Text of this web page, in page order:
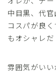
中目黒、代
コスパが良
もオシャレだ
雰囲気がい